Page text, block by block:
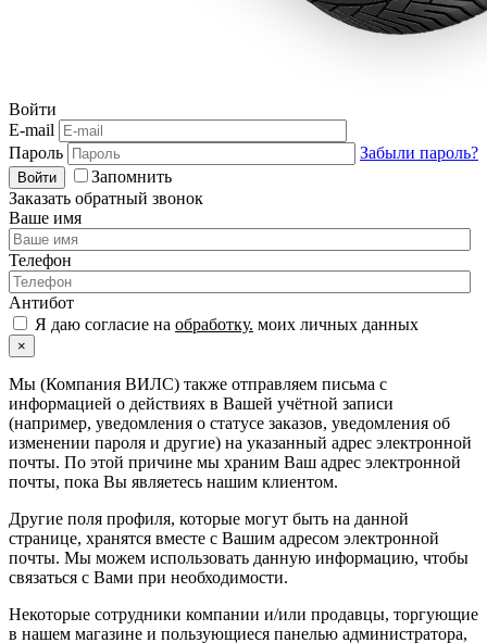
Войти
E-mail
Пароль
Забыли пароль?
Войти
Запомнить
Заказать обратный звонок
Ваше имя
Телефон
Антибот
Я даю согласие на обработку. моих личных данных
×
Мы (Компания ВИЛС) также отправляем письма с
информацией о действиях в Вашей учётной записи
(например, уведомления о статусе заказов, уведомления об
изменении пароля и другие) на указанный адрес электронной
почты. По этой причине мы храним Ваш адрес электронной
почты, пока Вы являетесь нашим клиентом.
Другие поля профиля, которые могут быть на данной
странице, хранятся вместе с Вашим адресом электронной
почты. Мы можем использовать данную информацию, чтобы
связаться с Вами при необходимости.
Некоторые сотрудники компании и/или продавцы, торгующие
в нашем магазине и пользующиеся панелью администратора,